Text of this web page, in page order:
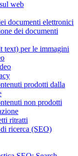
web
documenti elettronici
dei documenti
text) per le immagini
prodotti dalla
non prodotti
ritratti
ricerca (SEO)